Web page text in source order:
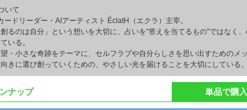
いて
ードリーダー・AIアーティスト ÉclatH（エクラ）主宰。
創るのは自分」という想いを大切に、占いを“答えを当てるもの”ではなく
いる。
・小さな奇跡をテーマに、セルフラブや自分らしさを思い出すためのメ
きに選び創っていくための、やさしい光を届けることを大切にしている。
ナップ 単品で購入